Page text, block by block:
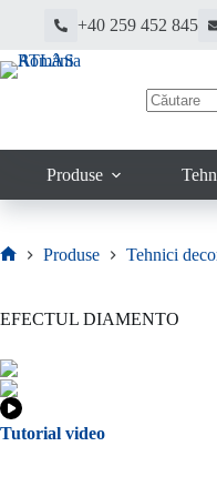
conținut
+40 259 452 845
Produse
Produse Tehnici
EFECTUL DIAMENTO
Tutorial video